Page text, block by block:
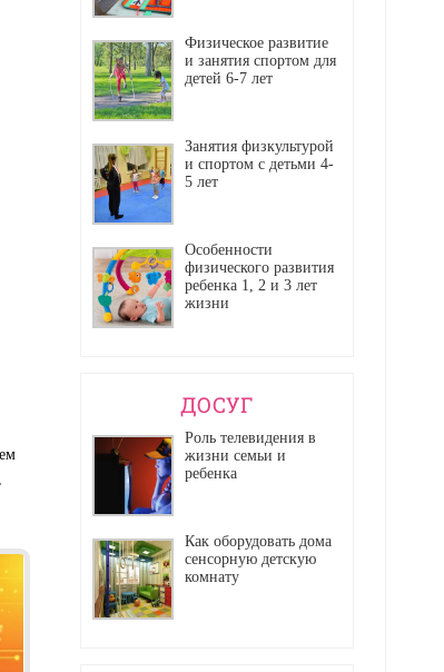
Физическое развитие
и занятия спортом для
детей 6-7 лет
Занятия физкультурой
и спортом с детьми 4-
5 лет
Особенности
физического развития
ребенка 1, 2 и 3 лет
жизни
ДОСУГ
Роль телевидения в
жизни семьи и
ребенка
Как оборудовать дома
сенсорную детскую
комнату